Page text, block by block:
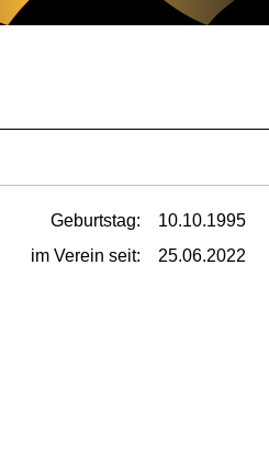
Geburtstag:
10.10.1995
im Verein seit:
25.06.2022